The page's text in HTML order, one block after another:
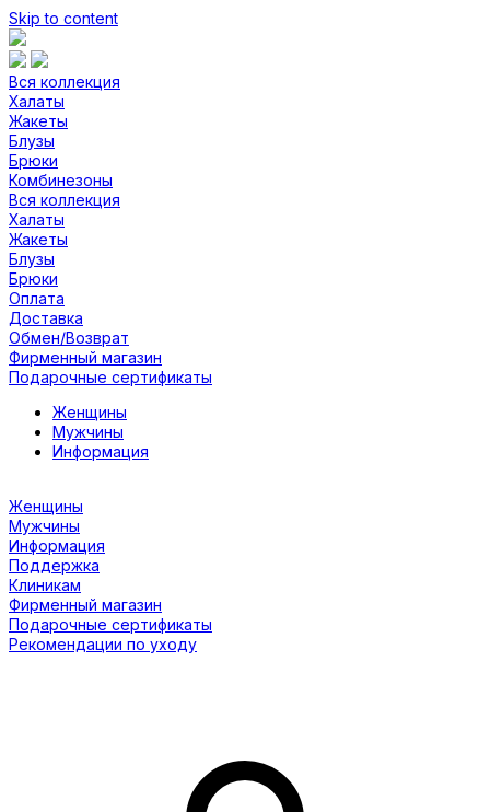
Skip to content
Вся коллекция
Халаты
Жакеты
Блузы
Брюки
Комбинезоны
Вся коллекция
Халаты
Жакеты
Блузы
Брюки
Оплата
Доставка
Обмен/Возврат
Фирменный магазин
Подарочные сертификаты
Женщины
Мужчины
Информация
Женщины
Мужчины
Информация
Поддержка
Клиникам
Фирменный магазин
Подарочные сертификаты
Рекомендации по уходу